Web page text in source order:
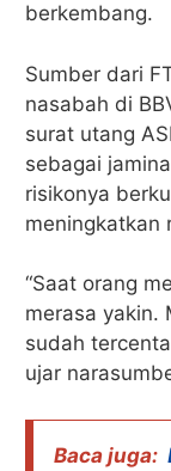
berkembang.
Sumber dari
nasabah di
surat utang
sebagai
risikonya
meningkatkan
“Saat orang
merasa yakin.
sudah
ujar
Baca juga: